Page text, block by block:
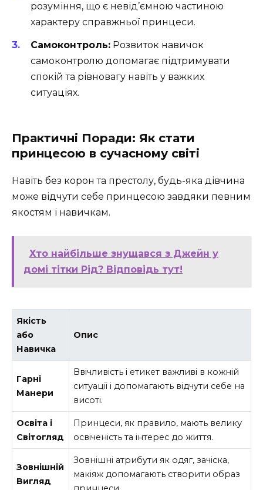
розуміння, що є невід’ємною частиною
характеру справжньої принцеси.
Самоконтроль: Розвиток навичок
самоконтролю допомагає підтримувати
спокій та рівновагу навіть у важких
ситуаціях.
Практичні Поради: Як стати
принцесою в сучасному світі
Навіть без корон та престолу, будь-яка дівчина
може відчути себе принцесою завдяки певним
якостям і навичкам.
Хто найбільше знущався з Джейн у
домі тітки Рід? Відповідь тут!
Якість
або
Навичка
Опис
Гарні
Манери
Ввічливість і етикет важливі в кожній
ситуації і допомагають відчути себе на
висоті.
Освіта і
Світогляд
Принцеси, як правило, мають велику
освіченість та інтерес до життя.
Зовнішній
Вигляд
Зовнішні атрибути як одяг, зачіска,
макіяж допомагають створити образ